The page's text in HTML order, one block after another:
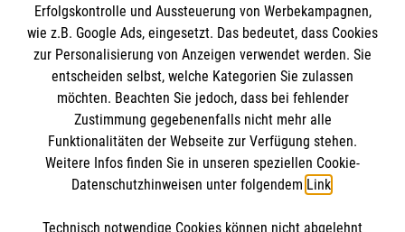
Newsletter abonnieren
Erfolgskontrolle und Aussteuerung von Werbekampagnen,
wie z.B. Google Ads, eingesetzt. Das bedeutet, dass Cookies
zur Personalisierung von Anzeigen verwendet werden. Sie
entscheiden selbst, welche Kategorien Sie zulassen
möchten. Beachten Sie jedoch, dass bei fehlender
Zustimmung gegebenenfalls nicht mehr alle
Funktionalitäten der Webseite zur Verfügung stehen.
Weitere Infos finden Sie in unseren speziellen Cookie-
Datenschutzhinweisen unter folgendem Link.
Technisch notwendige Cookies können nicht abgelehnt